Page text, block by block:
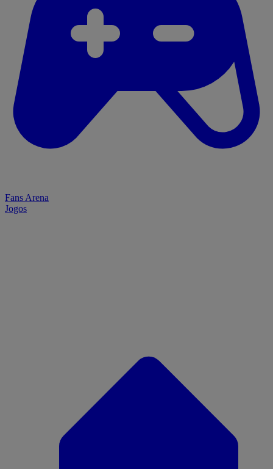
Fans Arena
Jogos